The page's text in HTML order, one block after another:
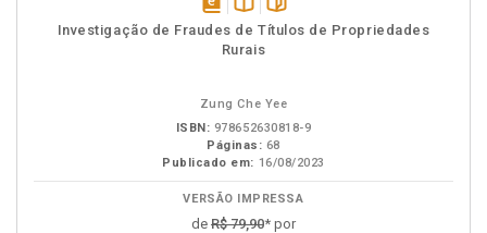
disponívelDisponível
na
páginas
Investigação de Fraudes de Títulos de Propriedades
Rurais
Zung Che Yee
ISBN: 978652630818-9
Páginas: 68
Publicado em: 16/08/2023
VERSÃO IMPRESSA
de R$ 79,90* por